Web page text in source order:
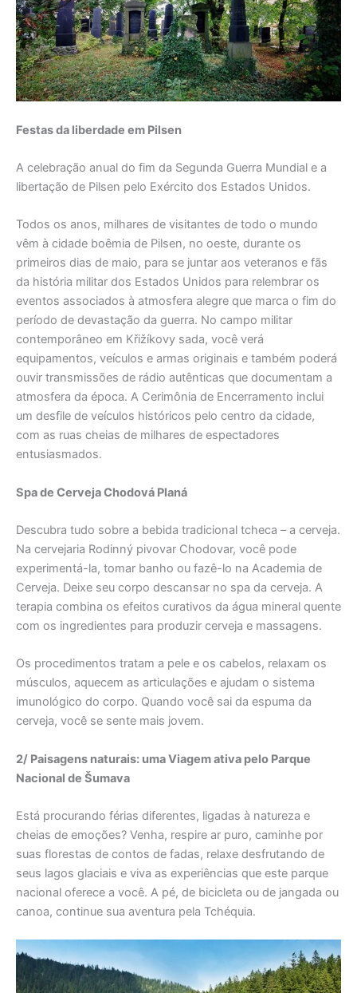
Festas da liberdade em Pilsen
A celebração anual do fim da Segunda Guerra Mundial e a
libertação de Pilsen pelo Exército dos Estados Unidos.
Todos os anos, milhares de visitantes de todo o mundo
vêm à cidade boêmia de Pilsen, no oeste, durante os
primeiros dias de maio, para se juntar aos veteranos e fãs
da história militar dos Estados Unidos para relembrar os
eventos associados à atmosfera alegre que marca o fim do
período de devastação da guerra. No campo militar
contemporâneo em Křižíkovy sada, você verá
equipamentos, veículos e armas originais e também poderá
ouvir transmissões de rádio autênticas que documentam a
atmosfera da época. A Cerimônia de Encerramento inclui
um desfile de veículos históricos pelo centro da cidade,
com as ruas cheias de milhares de espectadores
entusiasmados.
Spa de Cerveja Chodová Planá
Descubra tudo sobre a bebida tradicional tcheca – a cerveja.
Na cervejaria Rodinný pivovar Chodovar, você pode
experimentá-la, tomar banho ou fazê-lo na Academia de
Cerveja. Deixe seu corpo descansar no spa da cerveja. A
terapia combina os efeitos curativos da água mineral quente
com os ingredientes para produzir cerveja e massagens.
Os procedimentos tratam a pele e os cabelos, relaxam os
músculos, aquecem as articulações e ajudam o sistema
imunológico do corpo. Quando você sai da espuma da
cerveja, você se sente mais jovem.
2/ Paisagens naturais: uma Viagem ativa pelo Parque
Nacional de Šumava
Está procurando férias diferentes, ligadas à natureza e
cheias de emoções? Venha, respire ar puro, caminhe por
suas florestas de contos de fadas, relaxe desfrutando de
seus lagos glaciais e viva as experiências que este parque
nacional oferece a você. A pé, de bicicleta ou de jangada ou
canoa, continue sua aventura pela Tchéquia.